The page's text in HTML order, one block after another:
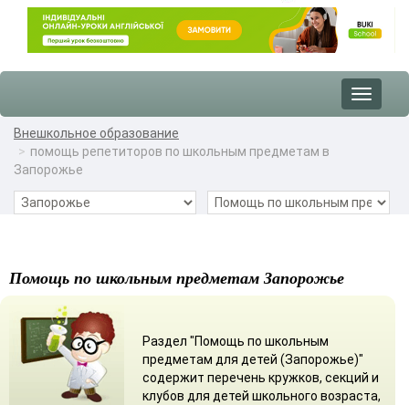
Toggle
Внешкольное образование
помощь репетиторов по школьным предметам в
Запорожье
Помощь по школьным предметам Запорожье
Раздел "Помощь по школьным
предметам для детей (Запорожье)"
содержит перечень кружков, секций и
клубов для детей школьного возраста,